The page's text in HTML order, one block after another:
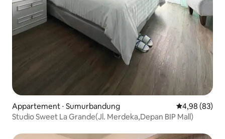
Appartement ⋅ Sumurbandung Évaluation
4,98 (83)
Studio Sweet La Grande(Jl. Merdeka,Depan BIP Mall)